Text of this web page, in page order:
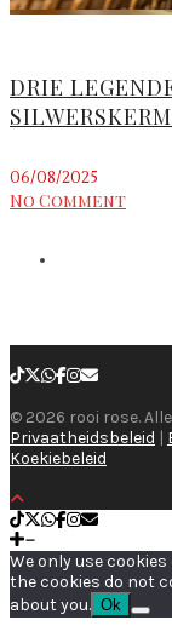
DRIE
06/08/2025
No Comment
© 2026 rooi rose.
Privaatheidsbeleid |
Koekiebeleid
We only use
the cookies do not
about you. Ok